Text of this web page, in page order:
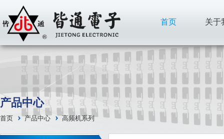
首页 关于
产品中心
首页 产品中心 高频机系列